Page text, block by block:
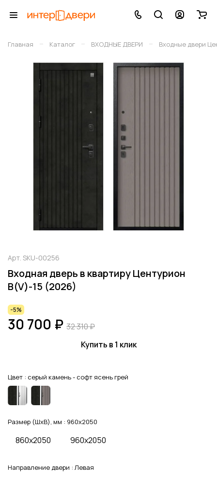
Главная – Каталог – ВХОДНЫЕ ДВЕРИ – Входные двери
Арт. SKU-00256
Входная дверь в квартиру Центурион
В(V)-15 (2026)
-5%
30 700 ₽ 32 310 ₽
Купить в 1 клик
Цвет : серый камень - cофт ясень грей
Размер (ШхВ), мм : 960x2050
860x2050 960x2050
Направление двери : Левая